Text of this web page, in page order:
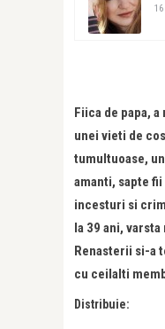
Fiica de papa,
unei vieti de
tumultuoase,
amanti, sapte
incesturi si
la 39 ani,
Renasterii si-a
cu ceilalti
Distribuie: